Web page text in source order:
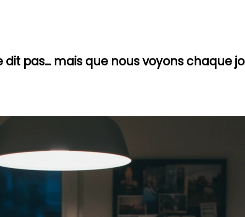
pas… mais que nous voyons chaque